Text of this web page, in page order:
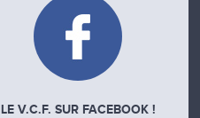
LE V.C.F. SUR FACEBOOK !